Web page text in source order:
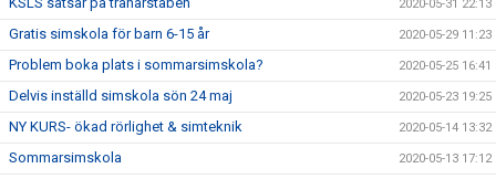
2020-05-31 22:13
Gratis simskola för barn 6-15 år 2020-05-29 11:23
Problem boka plats i sommarsimskola? 2020-05-25 16:41
Delvis inställd simskola sön 24 maj 2020-05-23 19:25
NY KURS- ökad rörlighet & simteknik 2020-05-14 13:32
Sommarsimskola 2020-05-13 17:12